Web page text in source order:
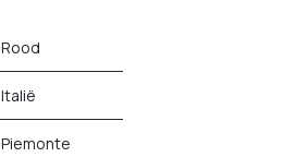
Rood
Italië
Piemonte